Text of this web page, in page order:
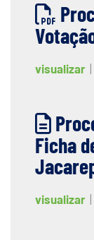
visualizar
Ficha
visualizar